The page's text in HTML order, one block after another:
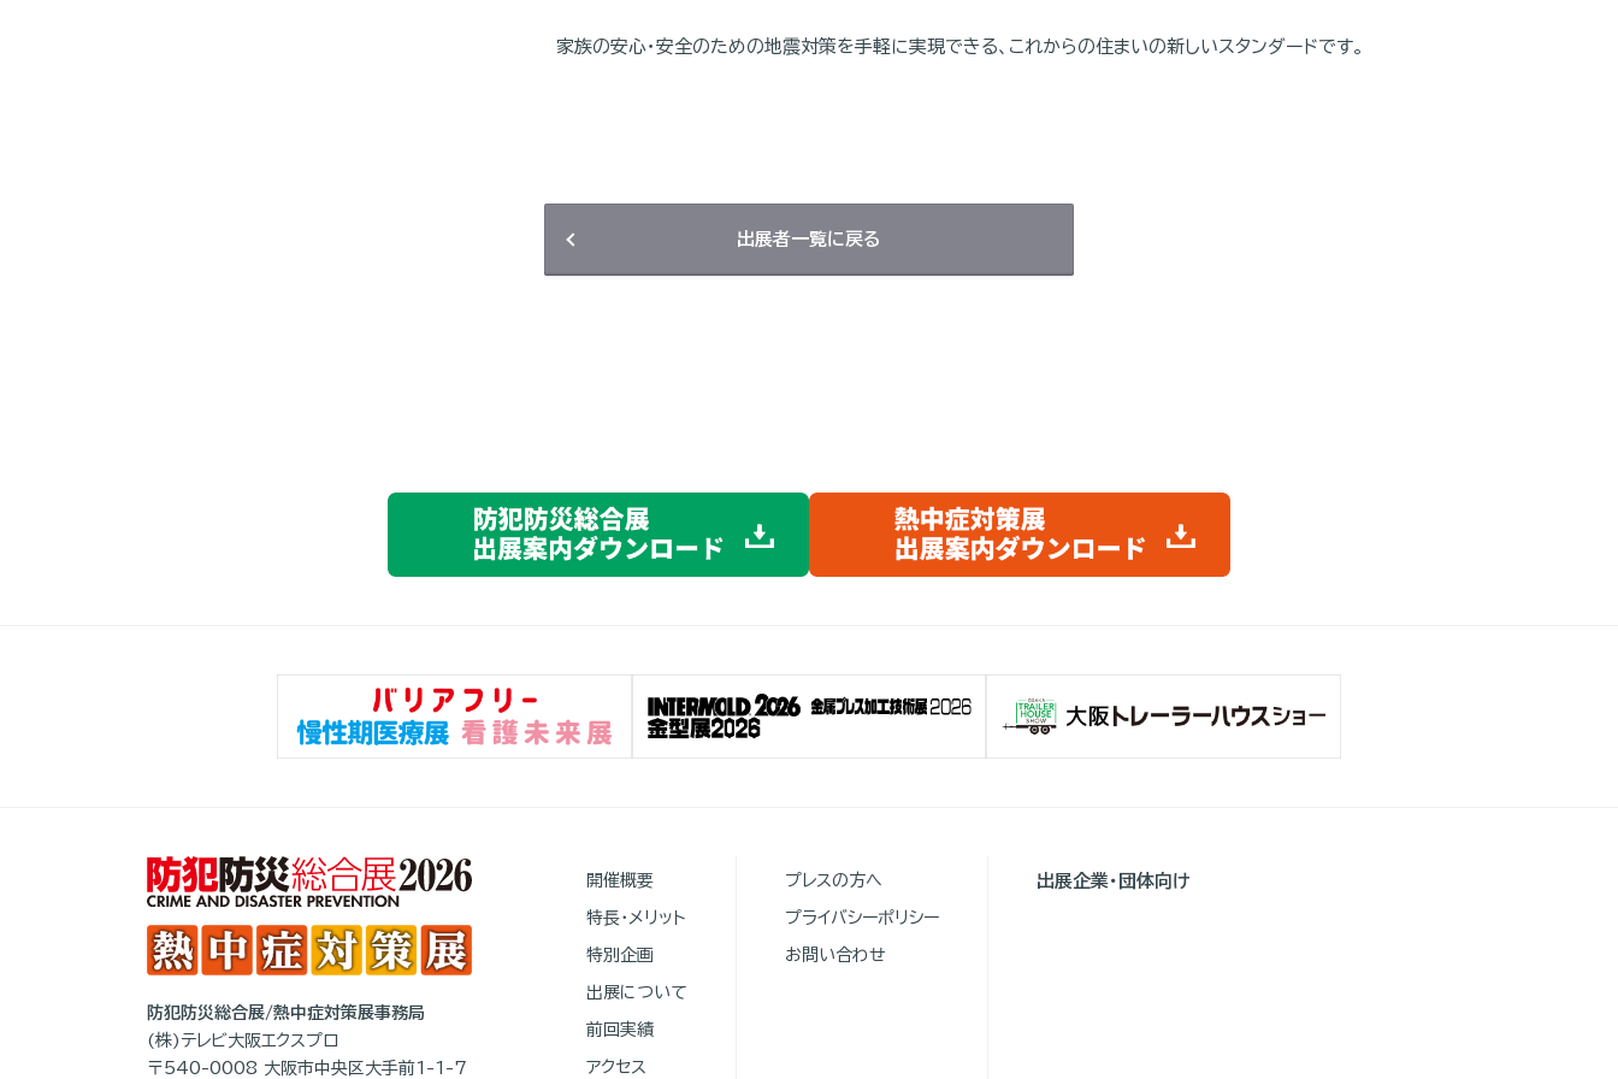
家族の安心・安全のための地震対策を手軽に実現できる、これからの住まいの新しいスタンダードです。
出展者一覧に戻る
防犯防災総合展/熱中症対策展事務局
(株)テレビ大阪エクスプロ
〒540-0008 大阪市中央区大手前1-1-7
開催概要
特長・メリット
特別企画
出展について
前回実績
アクセス
プレスの方へ
プライバシーポリシー
お問い合わせ
出展企業・団体向け